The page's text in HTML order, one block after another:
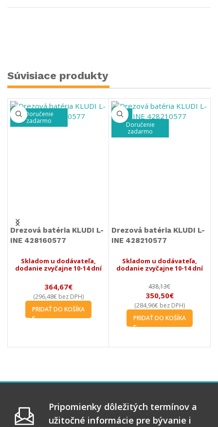
Súvisiace produkty
Doručenie
zadarmo
Drezová batéria KLUDI L-
INE 428160577
Skladom u dodávateľa,
dodanie zvyčajne 10-14 dní
364,67€
(296,48€bez DPH)
PRIDAŤ DO KOŠÍKA
-20%
Doručenie
zadarmo
Drezová batéria KLUDI L-
INE 428210577
Skladom u dodávateľa,
dodanie zvyčajne 10-14 dní
438,13€
350,50€
(284,96€bez DPH)
PRIDAŤ DO KOŠÍKA
Pripomienky dôležitých termínov a
užitočné informácie pre bývanie i